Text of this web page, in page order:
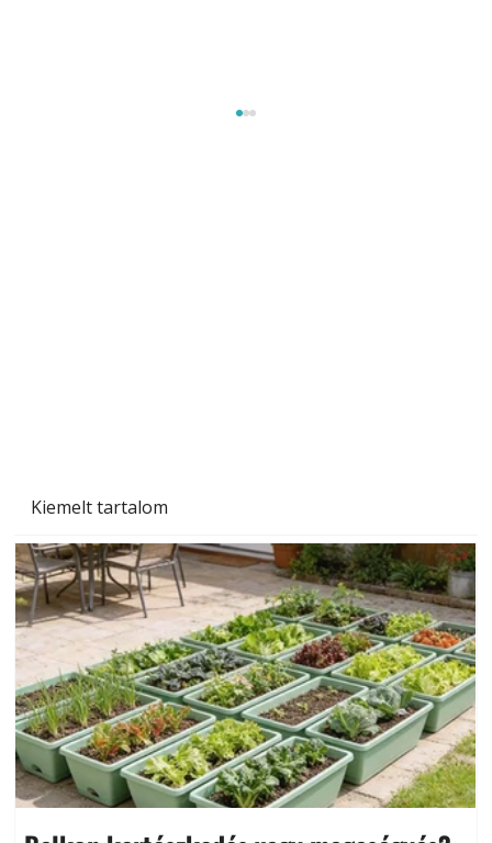
Kiemelt tartalom